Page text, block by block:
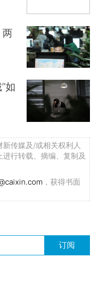
两
如
传媒及/或相关权利人
行转载、摘编、复制及
，获得书面
订阅